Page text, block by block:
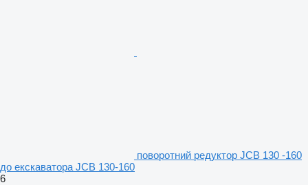
поворотний редуктор JCB 130 -160
до екскаватора JCB 130-160
6